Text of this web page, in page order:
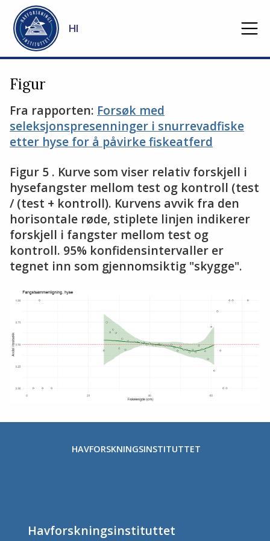
Gå til hovedinnhold
HI
Figur
Fra rapporten: Forsøk med
seleksjonspresenninger i snurrevadfiske
etter hyse for å påvirke fiskeatferd
Figur 5 . Kurve som viser relativ forskjell i
hysefangster mellom test og kontroll (test
/ (test + kontroll). Kurvens avvik fra den
horisontale røde, stiplete linjen indikerer
forskjell i fangster mellom test og
kontroll. 95% konfidensintervaller er
tegnet inn som gjennomsiktig "skygge".
HAVFORSKNINGSINSTITUTTET
Havforskningsinstituttet